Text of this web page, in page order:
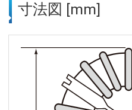
寸法図 [mm]